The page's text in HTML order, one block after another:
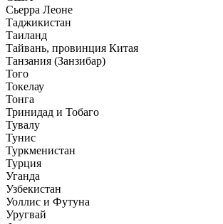
Сьерра Леоне
Таджикистан
Таиланд
Тайвань, провинция Китая
Танзания (Занзибар)
Того
Токелау
Тонга
Тринидад и Тобаго
Тувалу
Тунис
Туркменистан
Турция
Уганда
Узбекистан
Уоллис и Футуна
Уругвай